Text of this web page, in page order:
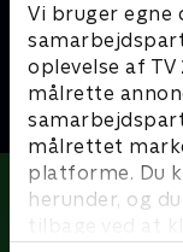
Vi bruger egne
oplevelse af
målrette
målrettet
platforme. Du
herunder, og
tilbage ved at
Oddbods
Børneserier • 1